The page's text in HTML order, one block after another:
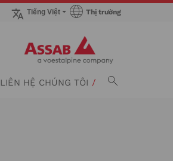
Tiếng Việt Thị trường
Tới trang Thị trường
LIÊN HỆ CHÚNG TÔI